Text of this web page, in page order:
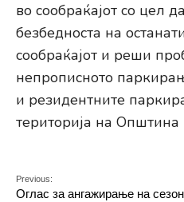
во сообраќајот со цел
безбедноста на
сообраќајот и реши
непрописното
и резидентните
територија на Општина
Previous:
Оглас за ангажирање на